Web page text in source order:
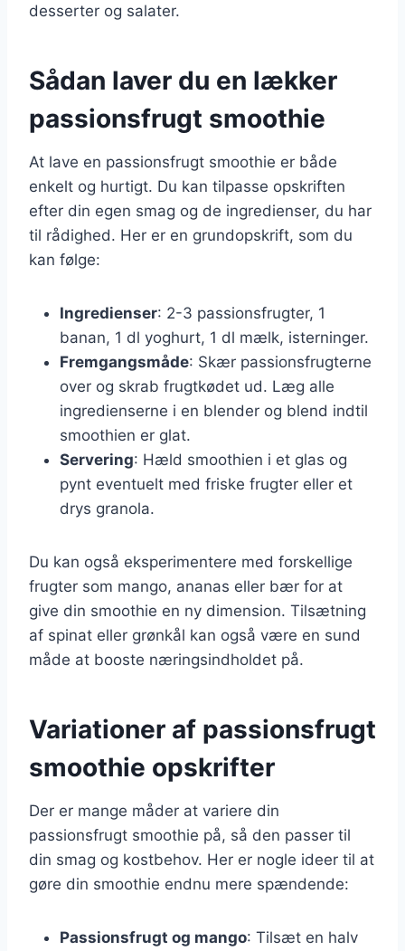
desserter og salater.
Sådan laver du en lækker
passionsfrugt smoothie
At lave en passionsfrugt smoothie er både
enkelt og hurtigt. Du kan tilpasse opskriften
efter din egen smag og de ingredienser, du har
til rådighed. Her er en grundopskrift, som du
kan følge:
Ingredienser: 2-3 passionsfrugter, 1
banan, 1 dl yoghurt, 1 dl mælk, isterninger.
Fremgangsmåde: Skær passionsfrugterne
over og skrab frugtkødet ud. Læg alle
ingredienserne i en blender og blend indtil
smoothien er glat.
Servering: Hæld smoothien i et glas og
pynt eventuelt med friske frugter eller et
drys granola.
Du kan også eksperimentere med forskellige
frugter som mango, ananas eller bær for at
give din smoothie en ny dimension. Tilsætning
af spinat eller grønkål kan også være en sund
måde at booste næringsindholdet på.
Variationer af passionsfrugt
smoothie opskrifter
Der er mange måder at variere din
passionsfrugt smoothie på, så den passer til
din smag og kostbehov. Her er nogle ideer til at
gøre din smoothie endnu mere spændende:
Passionsfrugt og mango: Tilsæt en halv